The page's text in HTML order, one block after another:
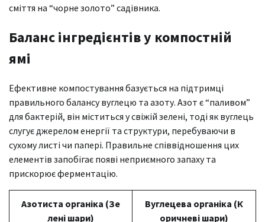
сміття на “чорне золото” садівника.
Баланс інгредієнтів у компостній
ямі
Ефективне компостування базується на підтримці
правильного балансу вуглецю та азоту. Азот є “паливом”
для бактерій, він міститься у свіжій зелені, тоді як вуглець
слугує джерелом енергії та структури, перебуваючи в
сухому листі чи папері. Правильне співвідношення цих
елементів запобігає появі неприємного запаху та
прискорює ферментацію.
Азотиста органіка (Зе
лені шари)
Вуглецева органіка (К
оричневі шари)